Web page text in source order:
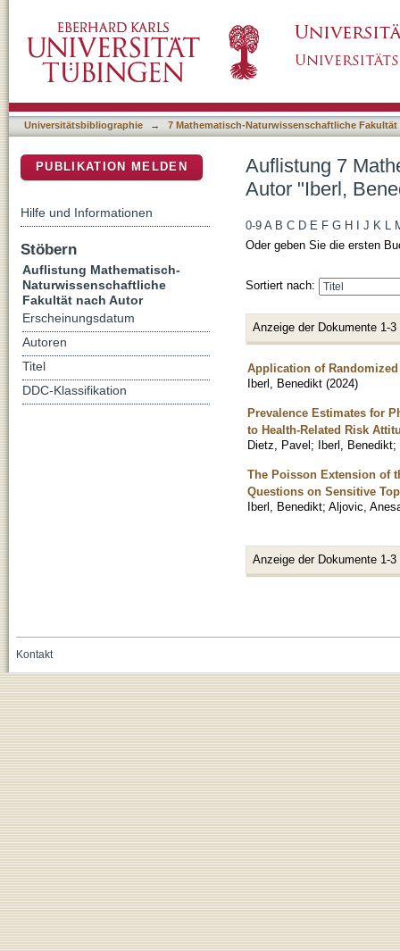
Universitätsbibliographie → 7 Mathematisch-Naturwissenschaftliche Fakultät
Auflistung 7
Autor "Iberl,
0-9 A B C D E F G H J K L
Oder geben Sie die ersten
Sortiert nach:
Anzeige der Dokumente 1-3
Application of
Iberl, Benedikt (2024)
Prevalence Estimates for
to Health-Related Risk
Dietz, Pavel; Iberl, Benedikt;
The Poisson Extension of
Questions on Sensitive
Iberl, Benedikt; Aljovic,
Anzeige der Dokumente 1-3
PUBLIKATION MELDEN
Hilfe und Informationen
Stöbern
Auflistung Mathematisch-
Naturwissenschaftliche
Fakultät nach Autor
Erscheinungsdatum
Autoren
Titel
DDC-Klassifikation
Kontakt